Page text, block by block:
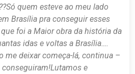
Só quem esteve ao meu lado
Brasília pra conseguir esses
foi a Maior obra da história da
idas e voltas a Brasília….
me deixar começa-lá, continua –
conseguiram!Lutamos e